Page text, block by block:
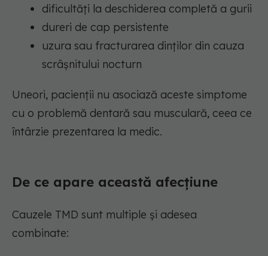
dificultăți la deschiderea completă a gurii
dureri de cap persistente
uzura sau fracturarea dinților din cauza
scrâșnitului nocturn
Uneori, pacienții nu asociază aceste simptome
cu o problemă dentară sau musculară, ceea ce
întârzie prezentarea la medic.
De ce apare această afecțiune
Cauzele TMD sunt multiple și adesea
combinate: